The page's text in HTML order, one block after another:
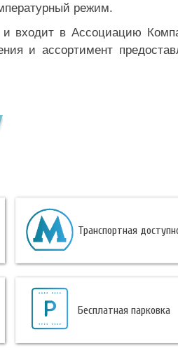
режим.
и входит в Ассоциацию
и ассортимент
Транспортная
Бесплатная парковка